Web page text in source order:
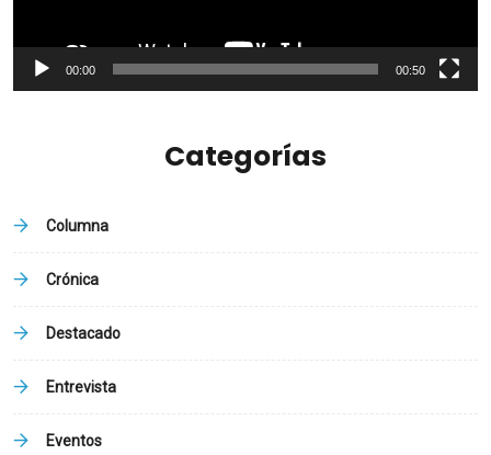
00:00 00:50
Categorías
Columna
Crónica
Destacado
Entrevista
Eventos